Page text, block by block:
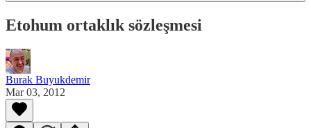
Etohum ortaklık sözleşmesi
Burak Buyukdemir
Mar 03, 2012